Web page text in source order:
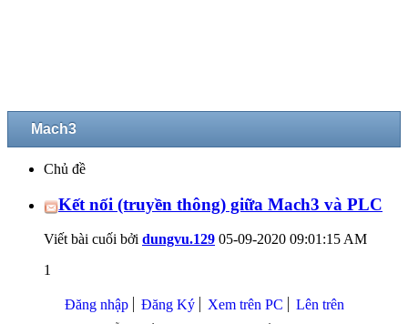
Mach3
Chủ đề
Kết nối (truyền thông) giữa Mach3 và PLC
Viết bài cuối bởi dungvu.129 05-09-2020 09:01:15 AM
1
Đăng nhập Đăng Ký Xem trên PC Lên trên